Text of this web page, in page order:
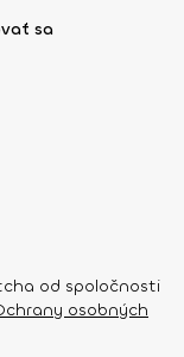
sa
od spoločnosti
osobných